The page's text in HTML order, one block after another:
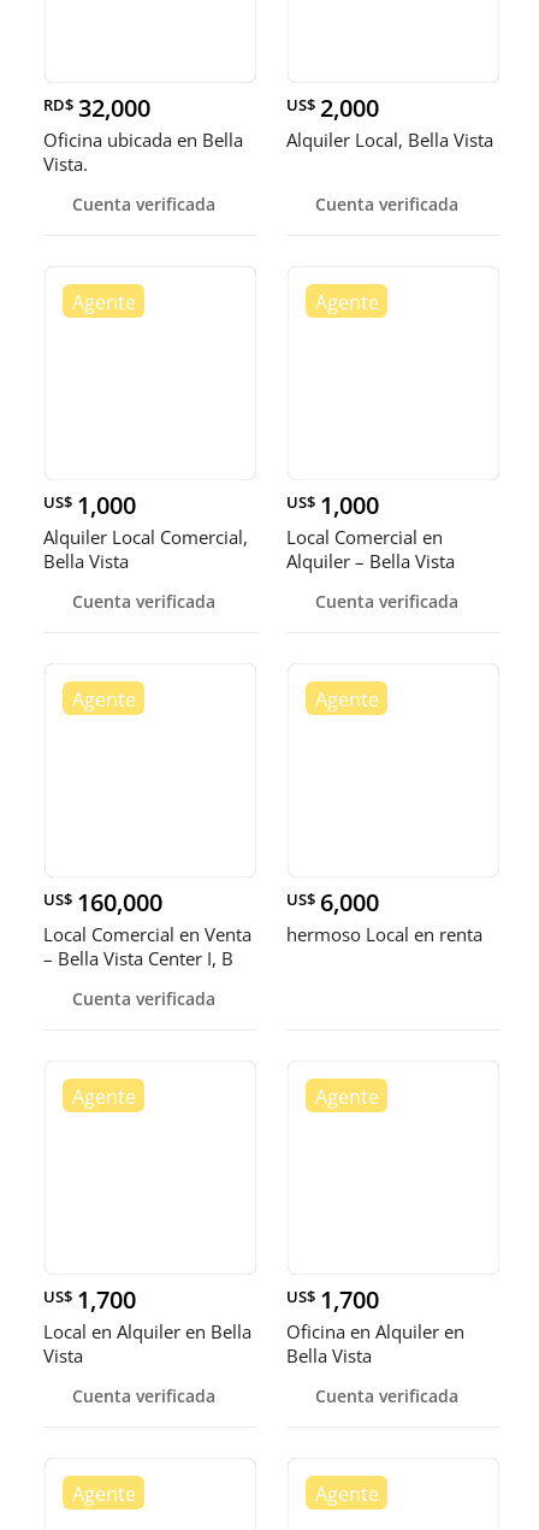
RD$ 32,000
Oficina ubicada en Bella
Vista.
Cuenta verificada
US$ 2,000
Alquiler Local, Bella Vista
Cuenta verificada
US$ 1,000
Alquiler Local Comercial,
Bella Vista
Cuenta verificada
US$ 1,000
Local Comercial en
Alquiler – Bella Vista
Cuenta verificada
US$ 160,000
Local Comercial en Venta
– Bella Vista Center I, B
Cuenta verificada
US$ 6,000
hermoso Local en renta
US$ 1,700
Local en Alquiler en Bella
Vista
Cuenta verificada
US$ 1,700
Oficina en Alquiler en
Bella Vista
Cuenta verificada